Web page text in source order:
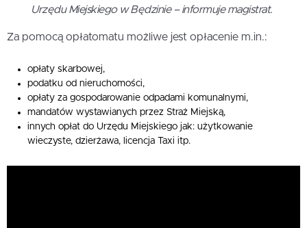
Urzędu Miejskiego w Będzinie – informuje magistrat.
Za pomocą opłatomatu możliwe jest opłacenie m.in.:
opłaty skarbowej,
podatku od nieruchomości,
opłaty za gospodarowanie odpadami komunalnymi,
mandatów wystawianych przez Straż Miejską,
innych opłat do Urzędu Miejskiego jak: użytkowanie
wieczyste, dzierżawa, licencja Taxi itp.